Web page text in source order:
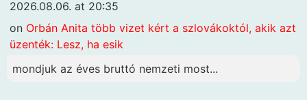
2026.08.06. at 20:35
on Orbán Anita több vizet kért a szlovákoktól, akik azt
üzenték: Lesz, ha esik
mondjuk az éves bruttó nemzeti most...